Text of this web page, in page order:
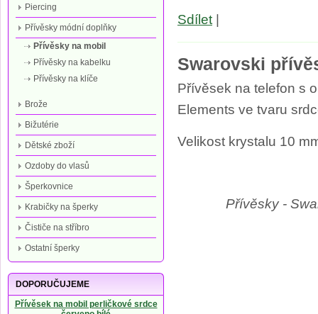
Sdílet
Swarovski
Přívěsek na telefon s
Elements ve tvaru
Velikost krystalu 10
Přívěsky -
Piercing
Přívěsky módní doplňky
Přívěsky na mobil
Přívěsky na kabelku
Přívěsky na klíče
Brože
Bižutérie
Dětské zboží
Ozdoby do vlasů
Šperkovnice
Krabičky na šperky
Čističe na stříbro
Ostatní šperky
DOPORUČUJEME
Přívěsek na mobil perličkové srdce